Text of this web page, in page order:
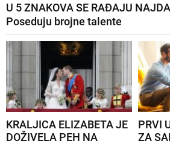
U 5 ZNAKOVA SE RAĐAJU
Poseduju brojne talente
KRALJICA ELIZABETA JE
DOŽIVELA PEH NA
PRVI
ZA